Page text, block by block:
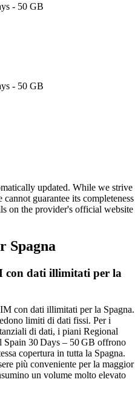
- 50 GB
- 50 GB
updated. While we strive
guarantee its completeness
on the provider's official website
Spagna
con dati illimitati per la
con dati illimitati per la Spagna.
limiti di dati fissi. Per i
di dati, i piani Regional
30 Days – 50 GB offrono
copertura in tutta la Spagna.
più conveniente per la maggior
un volume molto elevato